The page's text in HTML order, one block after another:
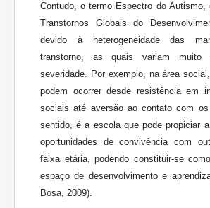
Contudo, o termo Espectro do Autismo,
Transtornos Globais do
devido à heterogeneidade das
transtorno, as quais variam
severidade. Por exemplo, na área
podem ocorrer desde resistência em
sociais até aversão ao contato com
sentido, é a escola que pode propiciar
oportunidades de convivência com
faixa etária, podendo constituir-se
espaço de desenvolvimento e
Bosa, 2009).